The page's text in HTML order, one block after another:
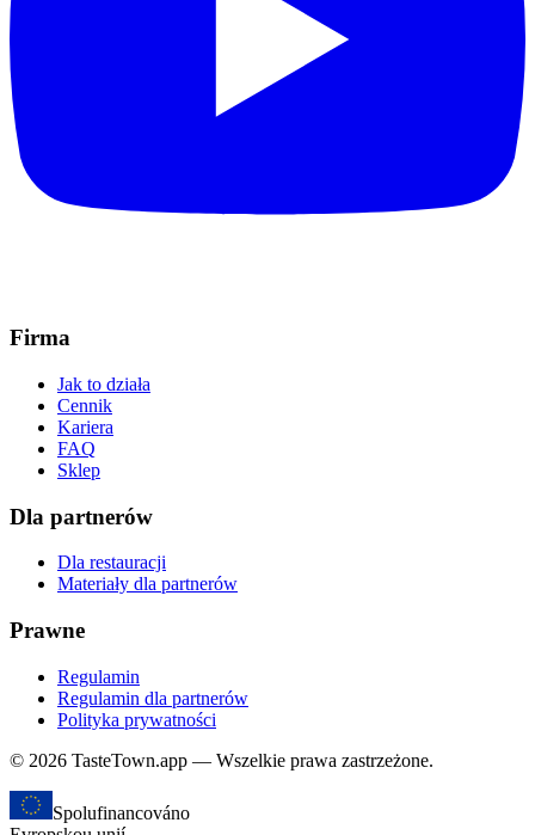
Firma
Jak to działa
Cennik
Kariera
FAQ
Sklep
Dla partnerów
Dla restauracji
Materiały dla partnerów
Prawne
Regulamin
Regulamin dla partnerów
Polityka prywatności
© 2026 TasteTown.app — Wszelkie prawa zastrzeżone.
Spolufinancováno